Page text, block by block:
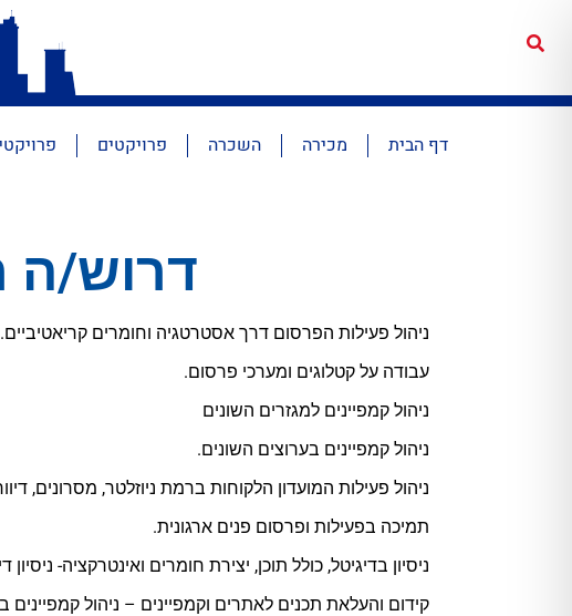
דף הבית מכירה השכרה פרויקטים
דרוש/ה
ניהול פעילות הפרסום דרך אסטרטגיה וחומרים קריאטיביים.
עבודה על קטלוגים ומערכי פרסום.
ניהול קמפיינים למגזרים השונים
ניהול קמפיינים בערוצים השונים.
ניהול פעילות המועדון הלקוחות ברמת ניוזלטר, מסרונים,
תמיכה בפעילות ופרסום פנים ארגונית.
ניסיון בדיגיטל, כולל תוכן, יצירת חומרים ואינטרקציה-
קידום והעלאת תכנים לאתרים וקמפיינים – ניהול קמפיינים ב Google Ads, Facebook, Instagram.